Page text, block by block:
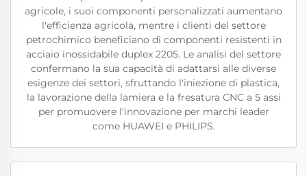
agricole, i suoi componenti personalizzati aumentano
l'efficienza agricola, mentre i clienti del settore
petrochimico beneficiano di componenti resistenti in
acciaio inossidabile duplex 2205. Le analisi del settore
confermano la sua capacità di adattarsi alle diverse
esigenze dei settori, sfruttando l'iniezione di plastica,
la lavorazione della lamiera e la fresatura CNC a 5 assi
per promuovere l'innovazione per marchi leader
come HUAWEI e PHILIPS.